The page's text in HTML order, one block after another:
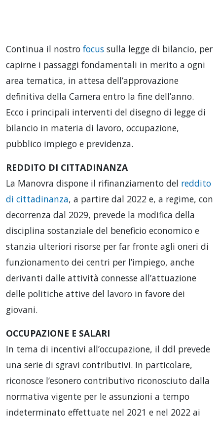
Continua il nostro focus sulla legge di bilancio, per
capirne i passaggi fondamentali in merito a ogni
area tematica, in attesa dell’approvazione
definitiva della Camera entro la fine dell’anno.
Ecco i principali interventi del disegno di legge di
bilancio in materia di lavoro, occupazione,
pubblico impiego e previdenza.
REDDITO DI CITTADINANZA
La Manovra dispone il rifinanziamento del reddito
di cittadinanza, a partire dal 2022 e, a regime, con
decorrenza dal 2029, prevede la modifica della
disciplina sostanziale del beneficio economico e
stanzia ulteriori risorse per far fronte agli oneri di
funzionamento dei centri per l’impiego, anche
derivanti dalle attività connesse all’attuazione
delle politiche attive del lavoro in favore dei
giovani.
OCCUPAZIONE E SALARI
In tema di incentivi all’occupazione, il ddl prevede
una serie di sgravi contributivi. In particolare,
riconosce l’esonero contributivo riconosciuto dalla
normativa vigente per le assunzioni a tempo
indeterminato effettuate nel 2021 e nel 2022 ai